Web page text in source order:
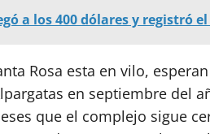
a los 400 dólares y registró
Rosa esta en vilo,
en septiembre del
que el complejo sigue